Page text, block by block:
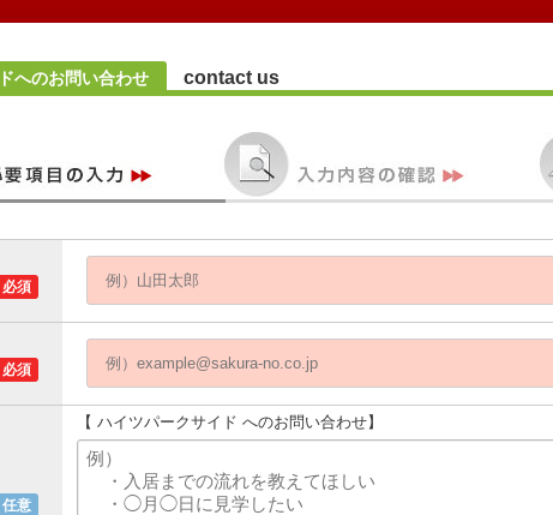
へのお問い合わせ contact us
必須
必須
任意
【 ハイツパークサイド へのお問い合わせ】